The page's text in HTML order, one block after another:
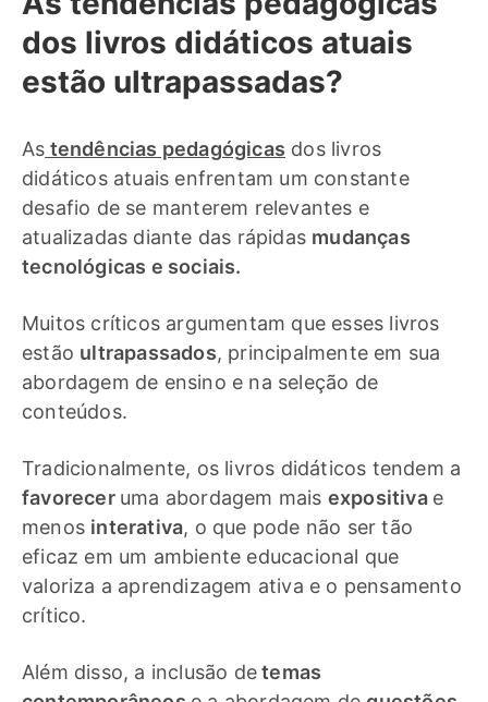
dos livros didáticos atuais
estão ultrapassadas?
As tendências pedagógicas dos livros
didáticos atuais enfrentam um constante
desafio de se manterem relevantes e
atualizadas diante das rápidas mudanças
tecnológicas e sociais.
Muitos críticos argumentam que esses livros
estão ultrapassados, principalmente em sua
abordagem de ensino e na seleção de
conteúdos.
Tradicionalmente, os livros didáticos tendem a
favorecer uma abordagem mais expositiva e
menos interativa, o que pode não ser tão
eficaz em um ambiente educacional que
valoriza a aprendizagem ativa e o pensamento
crítico.
Além disso, a inclusão detemas